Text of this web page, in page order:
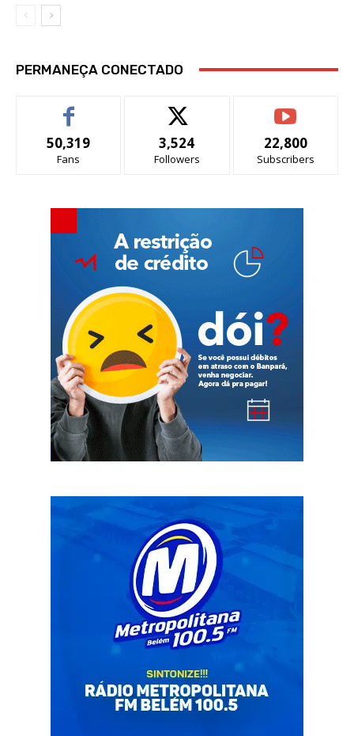
PERMANEÇA CONECTADO
50,319
Fans
3,524
Followers
22,800
Subscribers